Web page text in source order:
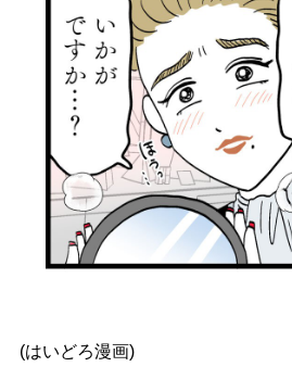
(はいどろ漫画)